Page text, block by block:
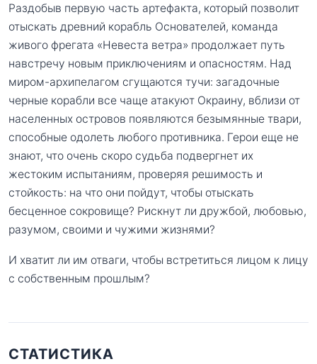
Раздобыв первую часть артефакта, который позволит
отыскать древний корабль Основателей, команда
живого фрегата «Невеста ветра» продолжает путь
навстречу новым приключениям и опасностям. Над
миром-архипелагом сгущаются тучи: загадочные
черные корабли все чаще атакуют Окраину, вблизи от
населенных островов появляются безымянные твари,
способные одолеть любого противника. Герои еще не
знают, что очень скоро судьба подвергнет их
жестоким испытаниям, проверяя решимость и
стойкость: на что они пойдут, чтобы отыскать
бесценное сокровище? Рискнут ли дружбой, любовью,
разумом, своими и чужими жизнями?
И хватит ли им отваги, чтобы встретиться лицом к лицу
с собственным прошлым?
СТАТИСТИКА